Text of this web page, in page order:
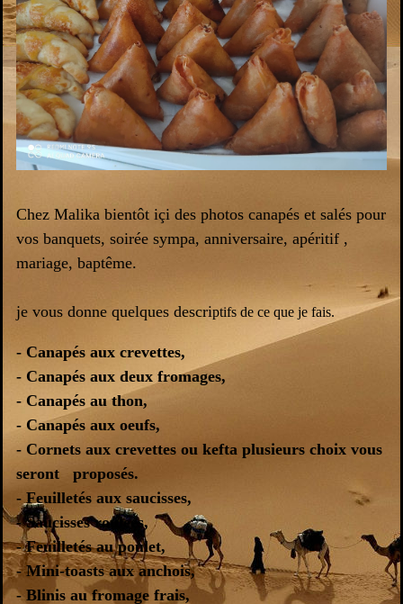
Chez Malika bientôt içi des photos canapés et salés pour
vos banquets, soirée sympa, anniversaire, apéritif ,
mariage, baptême.
je vous donne quelques descriptifs de ce que je fais.
- Canapés aux crevettes,
- Canapés aux deux fromages,
- Canapés au thon,
- Canapés aux oeufs,
- Cornets aux crevettes ou kefta plusieurs choix vous
seront proposés.
- Feuilletés aux saucisses,
- Saucisses roulées,
- Feuilletés au poulet,
- Mini-toasts aux anchois,
- Blinis au fromage frais,